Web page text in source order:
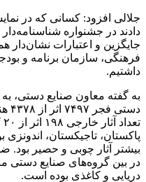
جلالی افزود: کسانی که در
دادند در جشنواره
جایگزین و اعتبارات نشان‌دار
فرهنگی، سازمان برنامه و
داشتیم.
به گفته معاون صنایع دستی،
پاکستان، تاجیکستان،
بیشتر آثار چوبی و حصیر بود.
در بین گروه‌های صنایع دستی
دریایی و کاغذی بوده است.